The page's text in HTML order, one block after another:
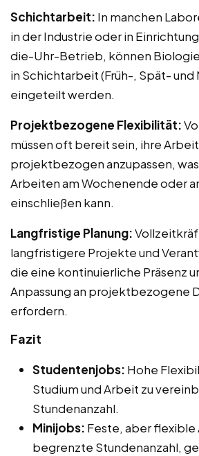
Schichtarbeit: In manchen
in der Industrie oder in
die-Uhr-Betrieb, können
in Schichtarbeit (Früh-, Spät-
eingeteilt werden.
Projektbezogene Flexibilität:
müssen oft bereit sein, ihre
projektbezogen anzupassen,
Arbeiten am Wochenende oder
einschließen kann.
Langfristige Planung:
langfristigere Projekte und
die eine kontinuierliche Präsenz
Anpassung an projektbezogene
erfordern.
Fazit
Studentenjobs: Hohe
Studium und Arbeit zu
Stundenanzahl.
Minijobs: Feste, aber
begrenzte Stundenanzahl,